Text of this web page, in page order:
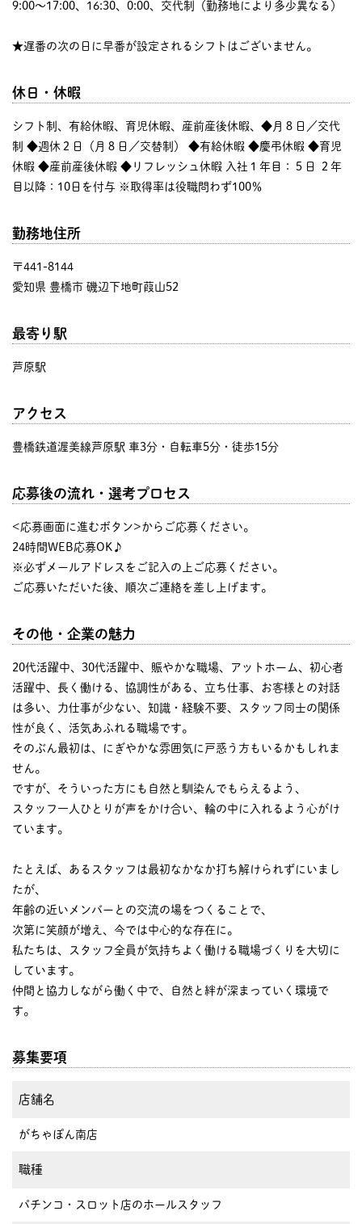
9:00〜17:00、16:30、0:00、交代制（勤務地により多少異なる）
★遅番の次の日に早番が設定されるシフトはございません。
休日・休暇
シフト制、有給休暇、育児休暇、産前産後休暇、◆月８日／交代
制 ◆週休２日（月８日／交替制） ◆有給休暇 ◆慶弔休暇 ◆育児
休暇 ◆産前産後休暇 ◆リフレッシュ休暇 入社１年目：５日 ２年
目以降：10日を付与 ※取得率は役職問わず100％
勤務地住所
〒441-8144
愛知県 豊橋市 磯辺下地町葭山52
最寄り駅
芦原駅
アクセス
豊橋鉄道渥美線芦原駅 車3分・自転車5分・徒歩15分
応募後の流れ・選考プロセス
<応募画面に進むボタン>からご応募ください。
24時間WEB応募OK♪
※必ずメールアドレスをご記入の上ご応募ください。
ご応募いただいた後、順次ご連絡を差し上げます。
その他・企業の魅力
20代活躍中、30代活躍中、賑やかな職場、アットホーム、初心者
活躍中、長く働ける、協調性がある、立ち仕事、お客様との対話
は多い、力仕事が少ない、知識・経験不要、スタッフ同士の関係
性が良く、活気あふれる職場です。
そのぶん最初は、にぎやかな雰囲気に戸惑う方もいるかもしれま
せん。
ですが、そういった方にも自然と馴染んでもらえるよう、
スタッフ一人ひとりが声をかけ合い、輪の中に入れるよう心がけ
ています。
たとえば、あるスタッフは最初なかなか打ち解けられずにいまし
たが、
年齢の近いメンバーとの交流の場をつくることで、
次第に笑顔が増え、今では中心的な存在に。
私たちは、スタッフ全員が気持ちよく働ける職場づくりを大切に
しています。
仲間と協力しながら働く中で、自然と絆が深まっていく環境で
す。
募集要項
店舗名
がちゃぽん南店
職種
パチンコ・スロット店のホールスタッフ